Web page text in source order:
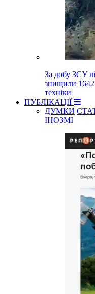
За добу ЗСУ
знищили
техніки
ПУБЛІКАЦІЇ
ДУМКИ
ІНОЗМІ